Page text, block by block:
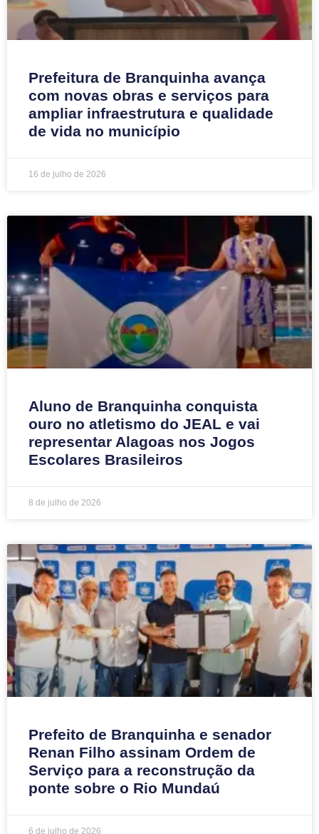
Prefeitura de Branquinha avança
com novas obras e serviços para
ampliar infraestrutura e qualidade
de vida no município
16 de julho de 2026
Aluno de Branquinha conquista
ouro no atletismo do JEAL e vai
representar Alagoas nos Jogos
Escolares Brasileiros
8 de julho de 2026
Prefeito de Branquinha e senador
Renan Filho assinam Ordem de
Serviço para a reconstrução da
ponte sobre o Rio Mundaú
6 de julho de 2026